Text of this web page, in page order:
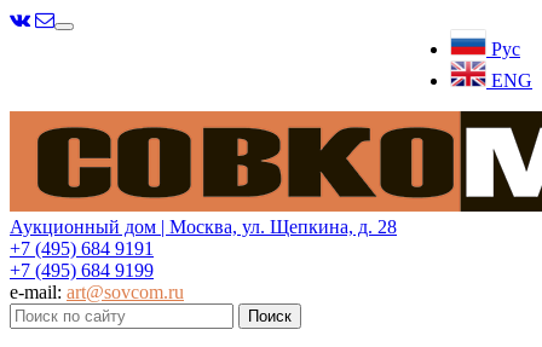
Рус
ENG
Меню
Аукционный дом | Москва, ул. Щепкина, д. 28
+7 (495) 684 9191
+7 (495) 684 9199
e-mail: art@sovcom.ru